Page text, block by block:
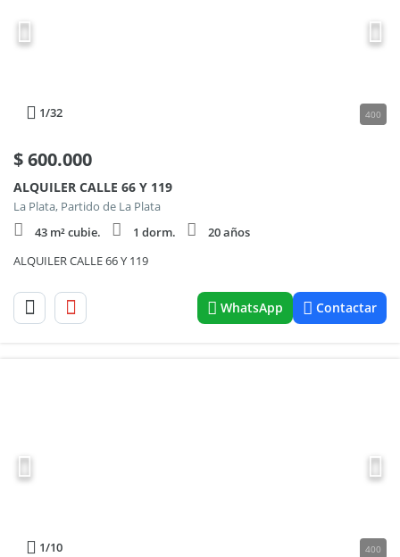
1/32 400
$600.000
ALQUILER CALLE 66 Y 119
La Plata, Partido de La Plata
43 m² cubie.
1 dorm.
20 años
ALQUILER CALLE 66 Y 119
WhatsApp Contactar
1/10 400